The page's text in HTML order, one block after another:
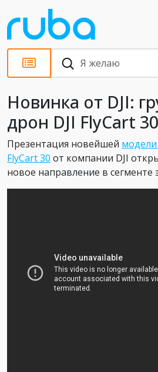
Новости
Новинка от DJI:
дрон DJI FlyCart 30
Презентация новейшей модели
FlyCart 30 от компании DJI
новое направление в сегменте